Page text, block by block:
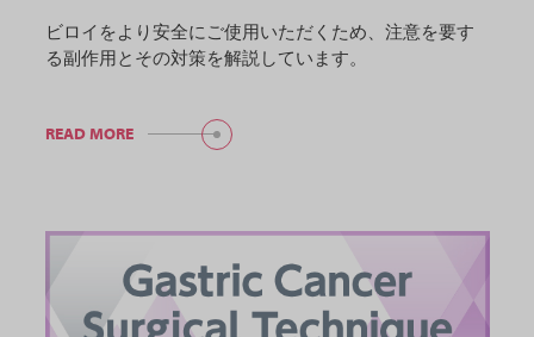
ビロイをより安全にご使用いただくため、注意を要す
る副作用とその対策を解説しています。
READ MORE